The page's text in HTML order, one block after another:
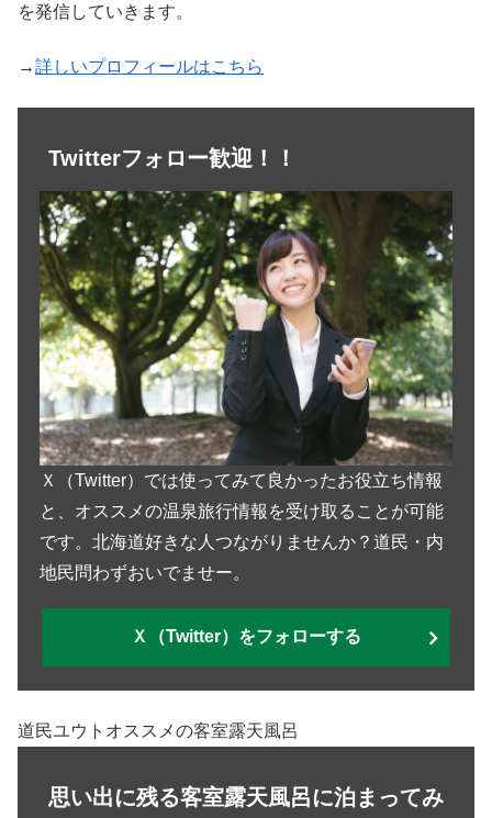
を発信していきます。
→詳しいプロフィールはこちら
Twitterフォロー歓迎！！
Ｘ（Twitter）では使ってみて良かったお役立ち情報
と、オススメの温泉旅行情報を受け取ることが可能
です。北海道好きな人つながりませんか？道民・内
地民問わずおいでませー。
Ｘ（Twitter）をフォローする
道民ユウトオススメの客室露天風呂
思い出に残る客室露天風呂に泊まってみ